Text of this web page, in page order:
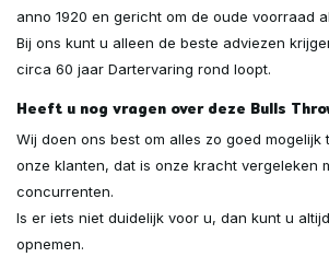
anno 1920 en gericht om de oude voorraad
Bij ons kunt u alleen de beste adviezen
circa 60 jaar Dartervaring rond loopt.
Heeft u nog vragen over deze Bulls
Wij doen ons best om alles zo goed mogelijk
onze klanten, dat is onze kracht vergeleken
concurrenten.
Is er iets niet duidelijk voor u, dan kunt u
opnemen.